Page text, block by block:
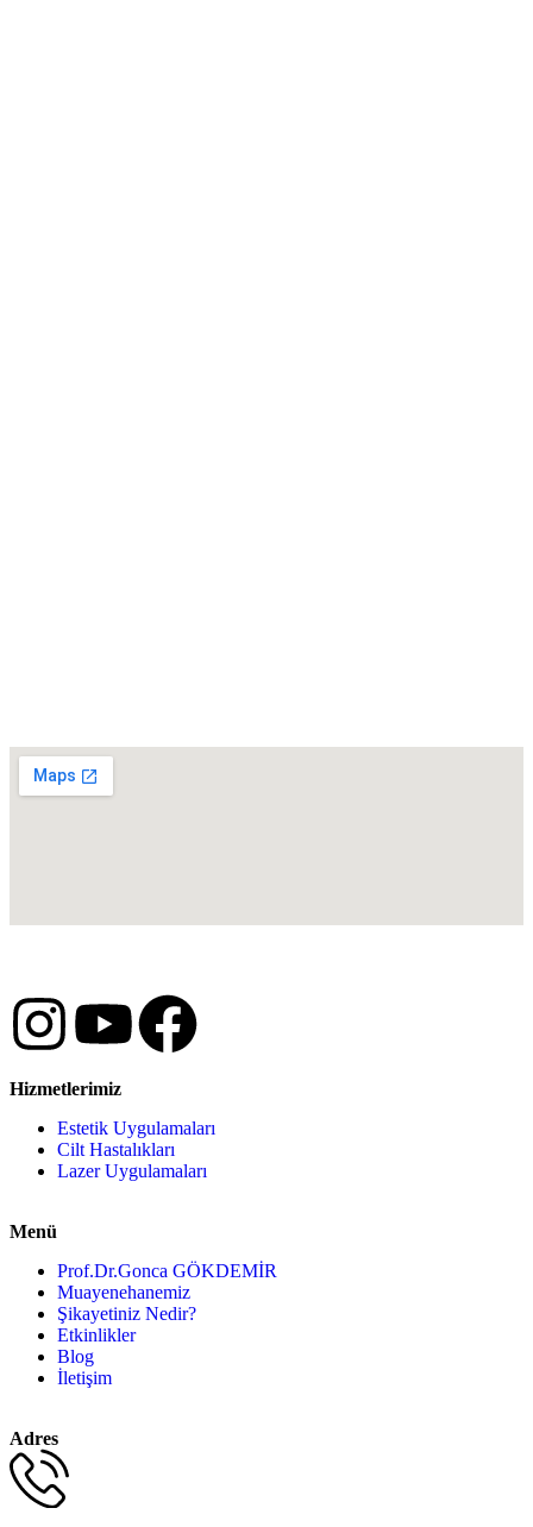
Hizmetlerimiz
Estetik Uygulamaları
Cilt Hastalıkları
Lazer Uygulamaları
Menü
Prof.Dr.Gonca GÖKDEMİR
Muayenehanemiz
Şikayetiniz Nedir?
Etkinlikler
Blog
İletişim
Adres